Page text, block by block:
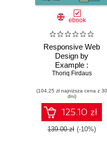
ebook
Responsive Web
Design by
Example :
Beginner's Guide -
Build powerful and
engaging
responsive
websites with ease
- Second Edition
Thoriq Firdaus
(104,25 zł najniższa cena z 30
dni)
125.10 zł
139.00 zł (-10%)